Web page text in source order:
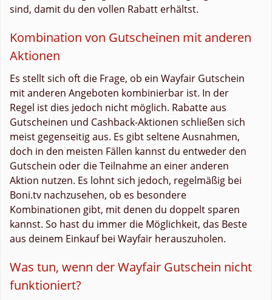
sind, damit du den vollen Rabatt erhältst.
Kombination von Gutscheinen mit anderen
Aktionen
Es stellt sich oft die Frage, ob ein Wayfair Gutschein
mit anderen Angeboten kombinierbar ist. In der
Regel ist dies jedoch nicht möglich. Rabatte aus
Gutscheinen und Cashback-Aktionen schließen sich
meist gegenseitig aus. Es gibt seltene Ausnahmen,
doch in den meisten Fällen kannst du entweder den
Gutschein oder die Teilnahme an einer anderen
Aktion nutzen. Es lohnt sich jedoch, regelmäßig bei
Boni.tv nachzusehen, ob es besondere
Kombinationen gibt, mit denen du doppelt sparen
kannst. So hast du immer die Möglichkeit, das Beste
aus deinem Einkauf bei Wayfair herauszuholen.
Was tun, wenn der Wayfair Gutschein nicht
funktioniert?